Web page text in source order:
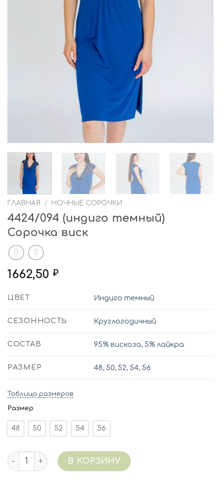
ГЛАВНАЯ / НОЧНЫЕ СОРОЧКИ
4424/094 (индиго темный)
Сорочка виск
1662,50 ₽
ЦВЕТ Индиго темный
СЕЗОННОСТЬ Круглогодичный
СОСТАВ 95% вискоза, 5% лайкра
РАЗМЕР 48, 50, 52, 54, 56
Таблица размеров
Размер
48 50 52 54 56
Количество 4424/094 (индиго темный) Сорочка виск
В КОРЗИНУ